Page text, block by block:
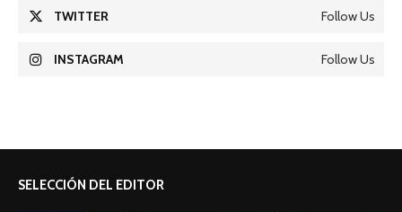
TWITTER Follow Us
INSTAGRAM Follow Us
SELECCIÓN DEL EDITOR